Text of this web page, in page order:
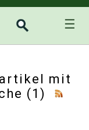
☰
mit
(1)